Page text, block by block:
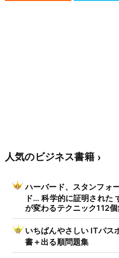
人気のビジネス書籍
ハーバード、スタンフォ
ド… 科学的に証明された
が変わるテクニック112
いちばんやさしい ITパス
書＋出る順問題集